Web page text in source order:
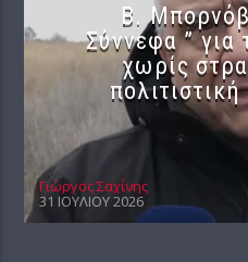
B.
Σύννεφα ” για
χωρίς
Γιώργος Σαχίνης
31 ΙΟΥΛΊΟΥ 2026